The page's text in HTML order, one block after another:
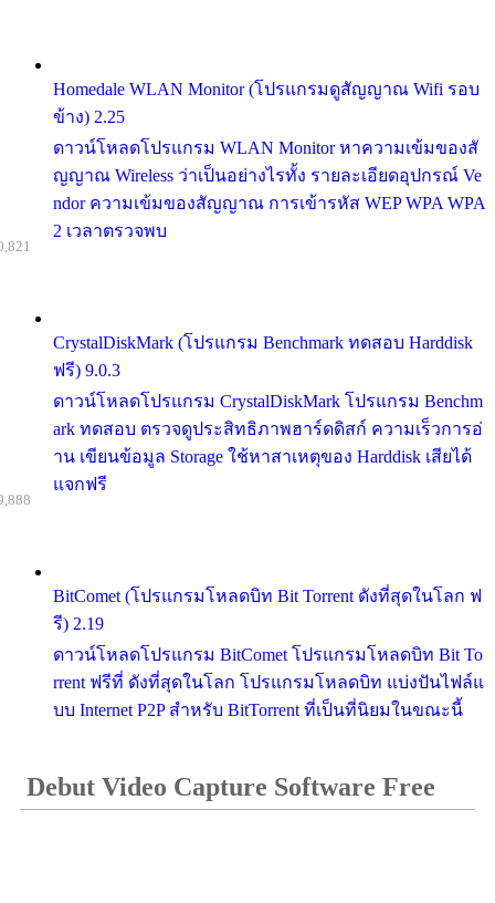
Homedale WLAN Monitor (โปรแกรมดูสัญญาณ Wifi รอบ
ข้าง) 2.25
ดาวน์โหลดโปรแกรม WLAN Monitor หาความเข้มของสั
ญญาณ Wireless ว่าเป็นอย่างไรทั้ง รายละเอียดอุปกรณ์ Ve
ndor ความเข้มของสัญญาณ การเข้ารหัส WEP WPA WPA
2 เวลาตรวจพบ
CrystalDiskMark (โปรแกรม Benchmark ทดสอบ Harddisk
ฟรี) 9.0.3
ดาวน์โหลดโปรแกรม CrystalDiskMark โปรแกรม Benchm
ark ทดสอบ ตรวจดูประสิทธิภาพฮาร์ดดิสก์ ความเร็วการอ่
าน เขียนข้อมูล Storage ใช้หาสาเหตุของ Harddisk เสียได้
แจกฟรี
BitComet (โปรแกรมโหลดบิท Bit Torrent ดังที่สุดในโลก ฟ
รี) 2.19
ดาวน์โหลดโปรแกรม BitComet โปรแกรมโหลดบิท Bit To
rrent ฟรีที่ ดังที่สุดในโลก โปรแกรมโหลดบิท แบ่งปันไฟล์แ
บบ Internet P2P สำหรับ BitTorrent ที่เป็นที่นิยมในขณะนี้
Debut Video Capture Software Free